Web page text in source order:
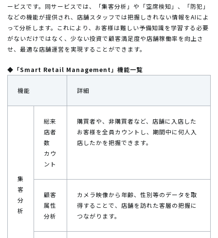
ービスです。同サービスでは、「集客分析」や「空席検知」、「防犯」
などの機能が提供され、店舗スタッフでは把握しきれない情報をAIによ
って分析します。これにより、お客様は難しい予備知識を学習する必要
がないだけではなく、少ない投資で顧客満足度や店舗稼働率を向上さ
せ、最適な店舗運営を実現することができます。
◆「Smart Retail Management」機能一覧
機能 詳細
集
客
分
析
総来
店者
数
カウ
ント
購買者や、非購買者など、店舗に入店した
お客様を全員カウントし、期間中に何人入
店したかを把握できます。
顧客
属性
分析
カメラ映像から年齢、性別等のデータを取
得することで、店舗を訪れた客層の把握に
つながります。